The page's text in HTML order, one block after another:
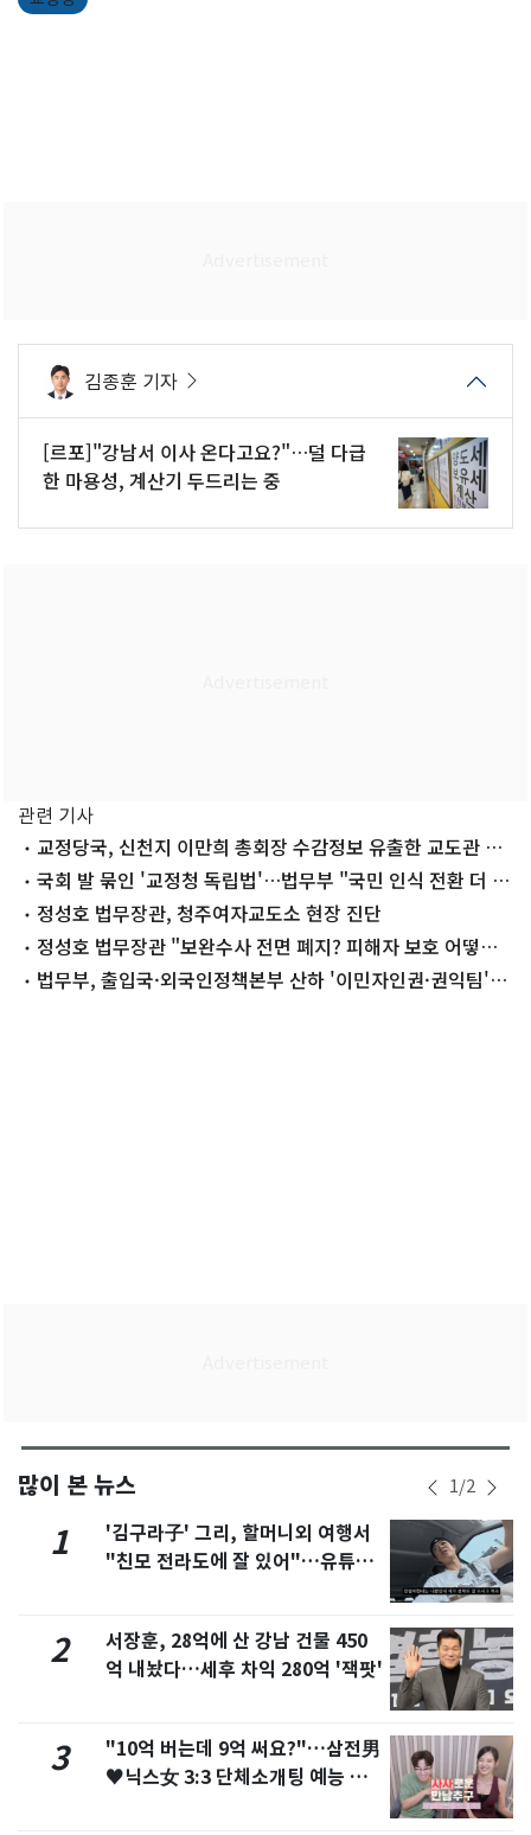
김종훈 기자
[르포]"강남서 이사 온다고요?"…덜 다급
한 마용성, 계산기 두드리는 중
관련 기사
교정당국, 신천지 이만희 총회장 수감정보 유출한 교도관 고
발 국회 발 묶인 '교정청 독립법'…법무부 "국민 인식 전환 더 박
차"정성호 법무장관, 청주여자교도소 현장 진단
정성호 법무장관 "보완수사 전면 폐지? 피해자 보호 어떻게
할 건가"
법무부, 출입국·외국인정책본부 산하 '이민자인권·권익팀'
많이 본 뉴스 1/2
1
'김구라子' 그리, 할머니외 여행서
"친모 전라도에 잘 있어"…유튜브
2
서장훈, 28억에 산 강남 건물 450
억 내놨다…세후 차익 280억 '잭팟'
3
"10억 버는데 9억 써요?"…삼전男
♥닉스女 3:3 단체소개팅 예능 화